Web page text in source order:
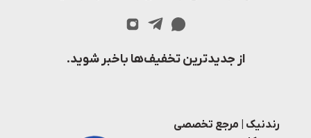
از جدیدترین تخفیف‌ها باخبر شوید.
رندنیک | مرجع تخصصی